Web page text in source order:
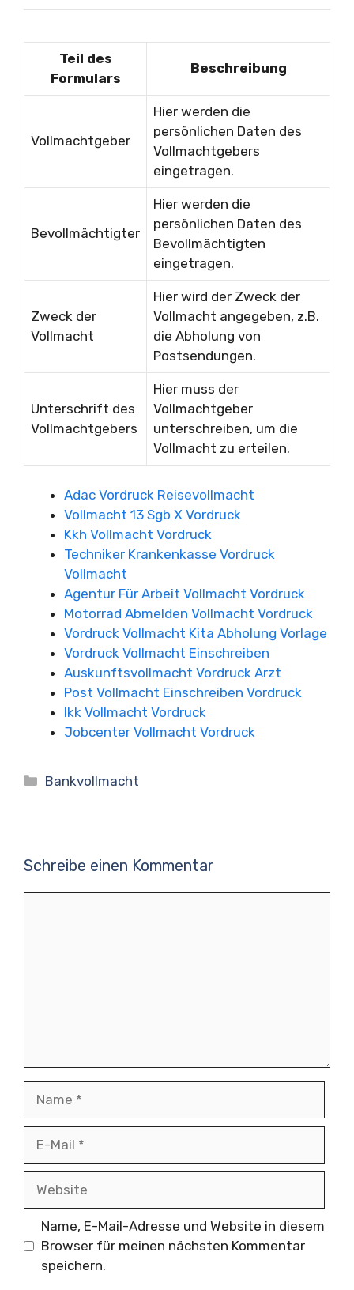
Teil des
Formulars
Beschreibung
Vollmachtgeber
Hier werden die
persönlichen Daten des
Vollmachtgebers
eingetragen.
Bevollmächtigter
Hier werden die
persönlichen Daten des
Bevollmächtigten
eingetragen.
Zweck der
Vollmacht
Hier wird der Zweck der
Vollmacht angegeben, z.B.
die Abholung von
Postsendungen.
Unterschrift des
Vollmachtgebers
Hier muss der
Vollmachtgeber
unterschreiben, um die
Vollmacht zu erteilen.
Adac Vordruck Reisevollmacht
Vollmacht 13 Sgb X Vordruck
Kkh Vollmacht Vordruck
Techniker Krankenkasse Vordruck
Vollmacht
Agentur Für Arbeit Vollmacht Vordruck
Motorrad Abmelden Vollmacht Vordruck
Vordruck Vollmacht Kita Abholung Vorlage
Vordruck Vollmacht Einschreiben
Auskunftsvollmacht Vordruck Arzt
Post Vollmacht Einschreiben Vordruck
Ikk Vollmacht Vordruck
Jobcenter Vollmacht Vordruck
Kategorien
Bankvollmacht
Schreibe einen Kommentar
Name, E-Mail-Adresse und Website in diesem
Browser für meinen nächsten Kommentar
speichern.